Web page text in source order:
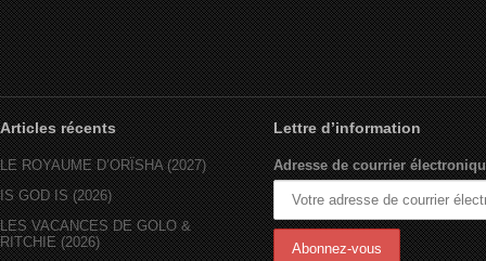
Articles récents
LE ROYAUME D’ORÏSHA (2027)
IS GOD IS (2026)
LES VACANCES DE GOLO &
RITCHIE (2026)
Lettre d’information
Adresse de courrier